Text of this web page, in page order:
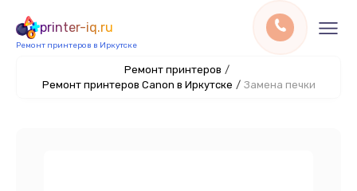
printer-iq.ru
Ремонт принтеров в Иркутске
Ремонт принтеров /
Ремонт принтеров Canon в Иркутске / Замена печки